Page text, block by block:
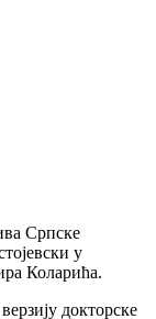
Српске
у
Коларића.
докторске